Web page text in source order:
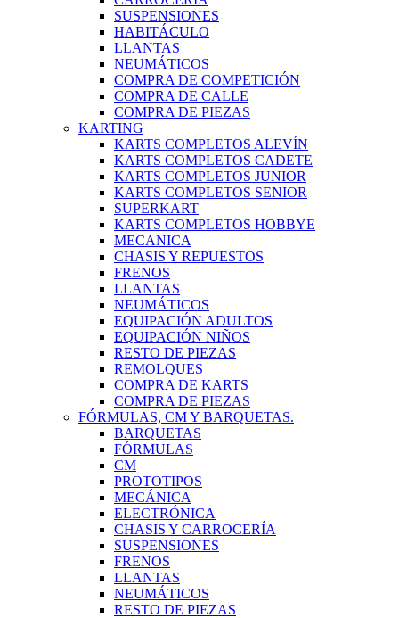
SUSPENSIONES
HABITÁCULO
LLANTAS
NEUMÁTICOS
COMPRA DE COMPETICIÓN
COMPRA DE CALLE
COMPRA DE PIEZAS
KARTING
KARTS COMPLETOS ALEVÍN
KARTS COMPLETOS CADETE
KARTS COMPLETOS JUNIOR
KARTS COMPLETOS SENIOR
SUPERKART
KARTS COMPLETOS HOBBYE
MECANICA
CHASIS Y REPUESTOS
FRENOS
LLANTAS
NEUMÁTICOS
EQUIPACIÓN ADULTOS
EQUIPACIÓN NIÑOS
RESTO DE PIEZAS
REMOLQUES
COMPRA DE KARTS
COMPRA DE PIEZAS
FÓRMULAS, CM Y BARQUETAS.
BARQUETAS
FÓRMULAS
CM
PROTOTIPOS
MECÁNICA
ELECTRÓNICA
CHASIS Y CARROCERÍA
SUSPENSIONES
FRENOS
LLANTAS
NEUMÁTICOS
RESTO DE PIEZAS